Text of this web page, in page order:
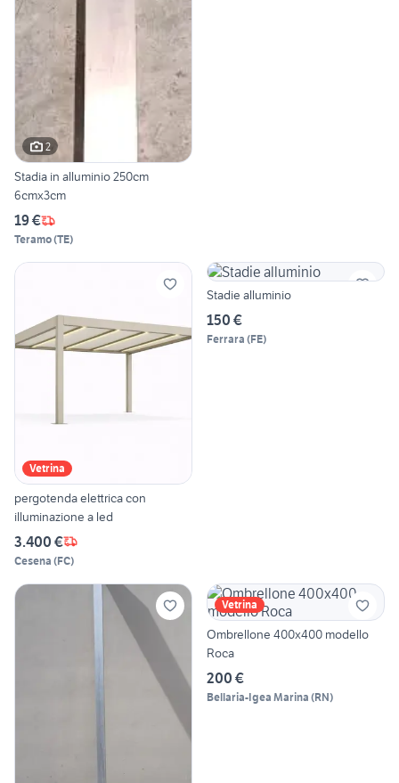
2
Stadia in alluminio 250cm
6cmx3cm
19 €
Teramo(TE)
Vetrina
pergotenda elettrica con
illuminazione a led
3.400 €
Cesena (FC)
Stadie alluminio
150 €
Ferrara (FE)
Vetrina
Ombrellone 400x400 modello
Roca
200 €
Bellaria-Igea Marina (RN)